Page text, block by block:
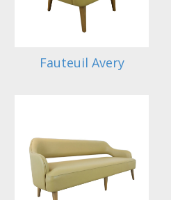
Fauteuil Avery